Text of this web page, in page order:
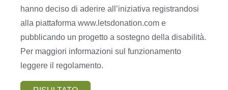
hanno deciso di aderire all’iniziativa registrandosi
alla piattaforma www.letsdonation.com e
pubblicando un progetto a sostegno della disabilità.
Per maggiori informazioni sul funzionamento
leggere il regolamento.